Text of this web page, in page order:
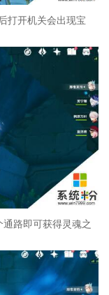
打开机关会出现宝
路即可获得灵魂之